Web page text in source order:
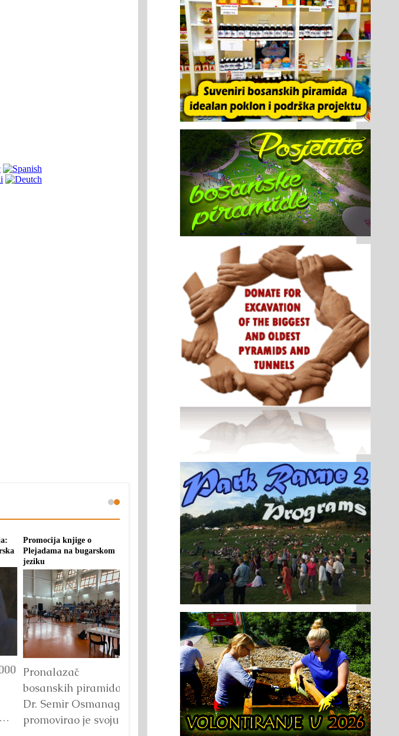
Putevima Bogumila u
Visokom 2027.
Slavko, Asen, Samir i
Semir najavili
okupljanje u parku
‘Ravne 2’ prvi vikend